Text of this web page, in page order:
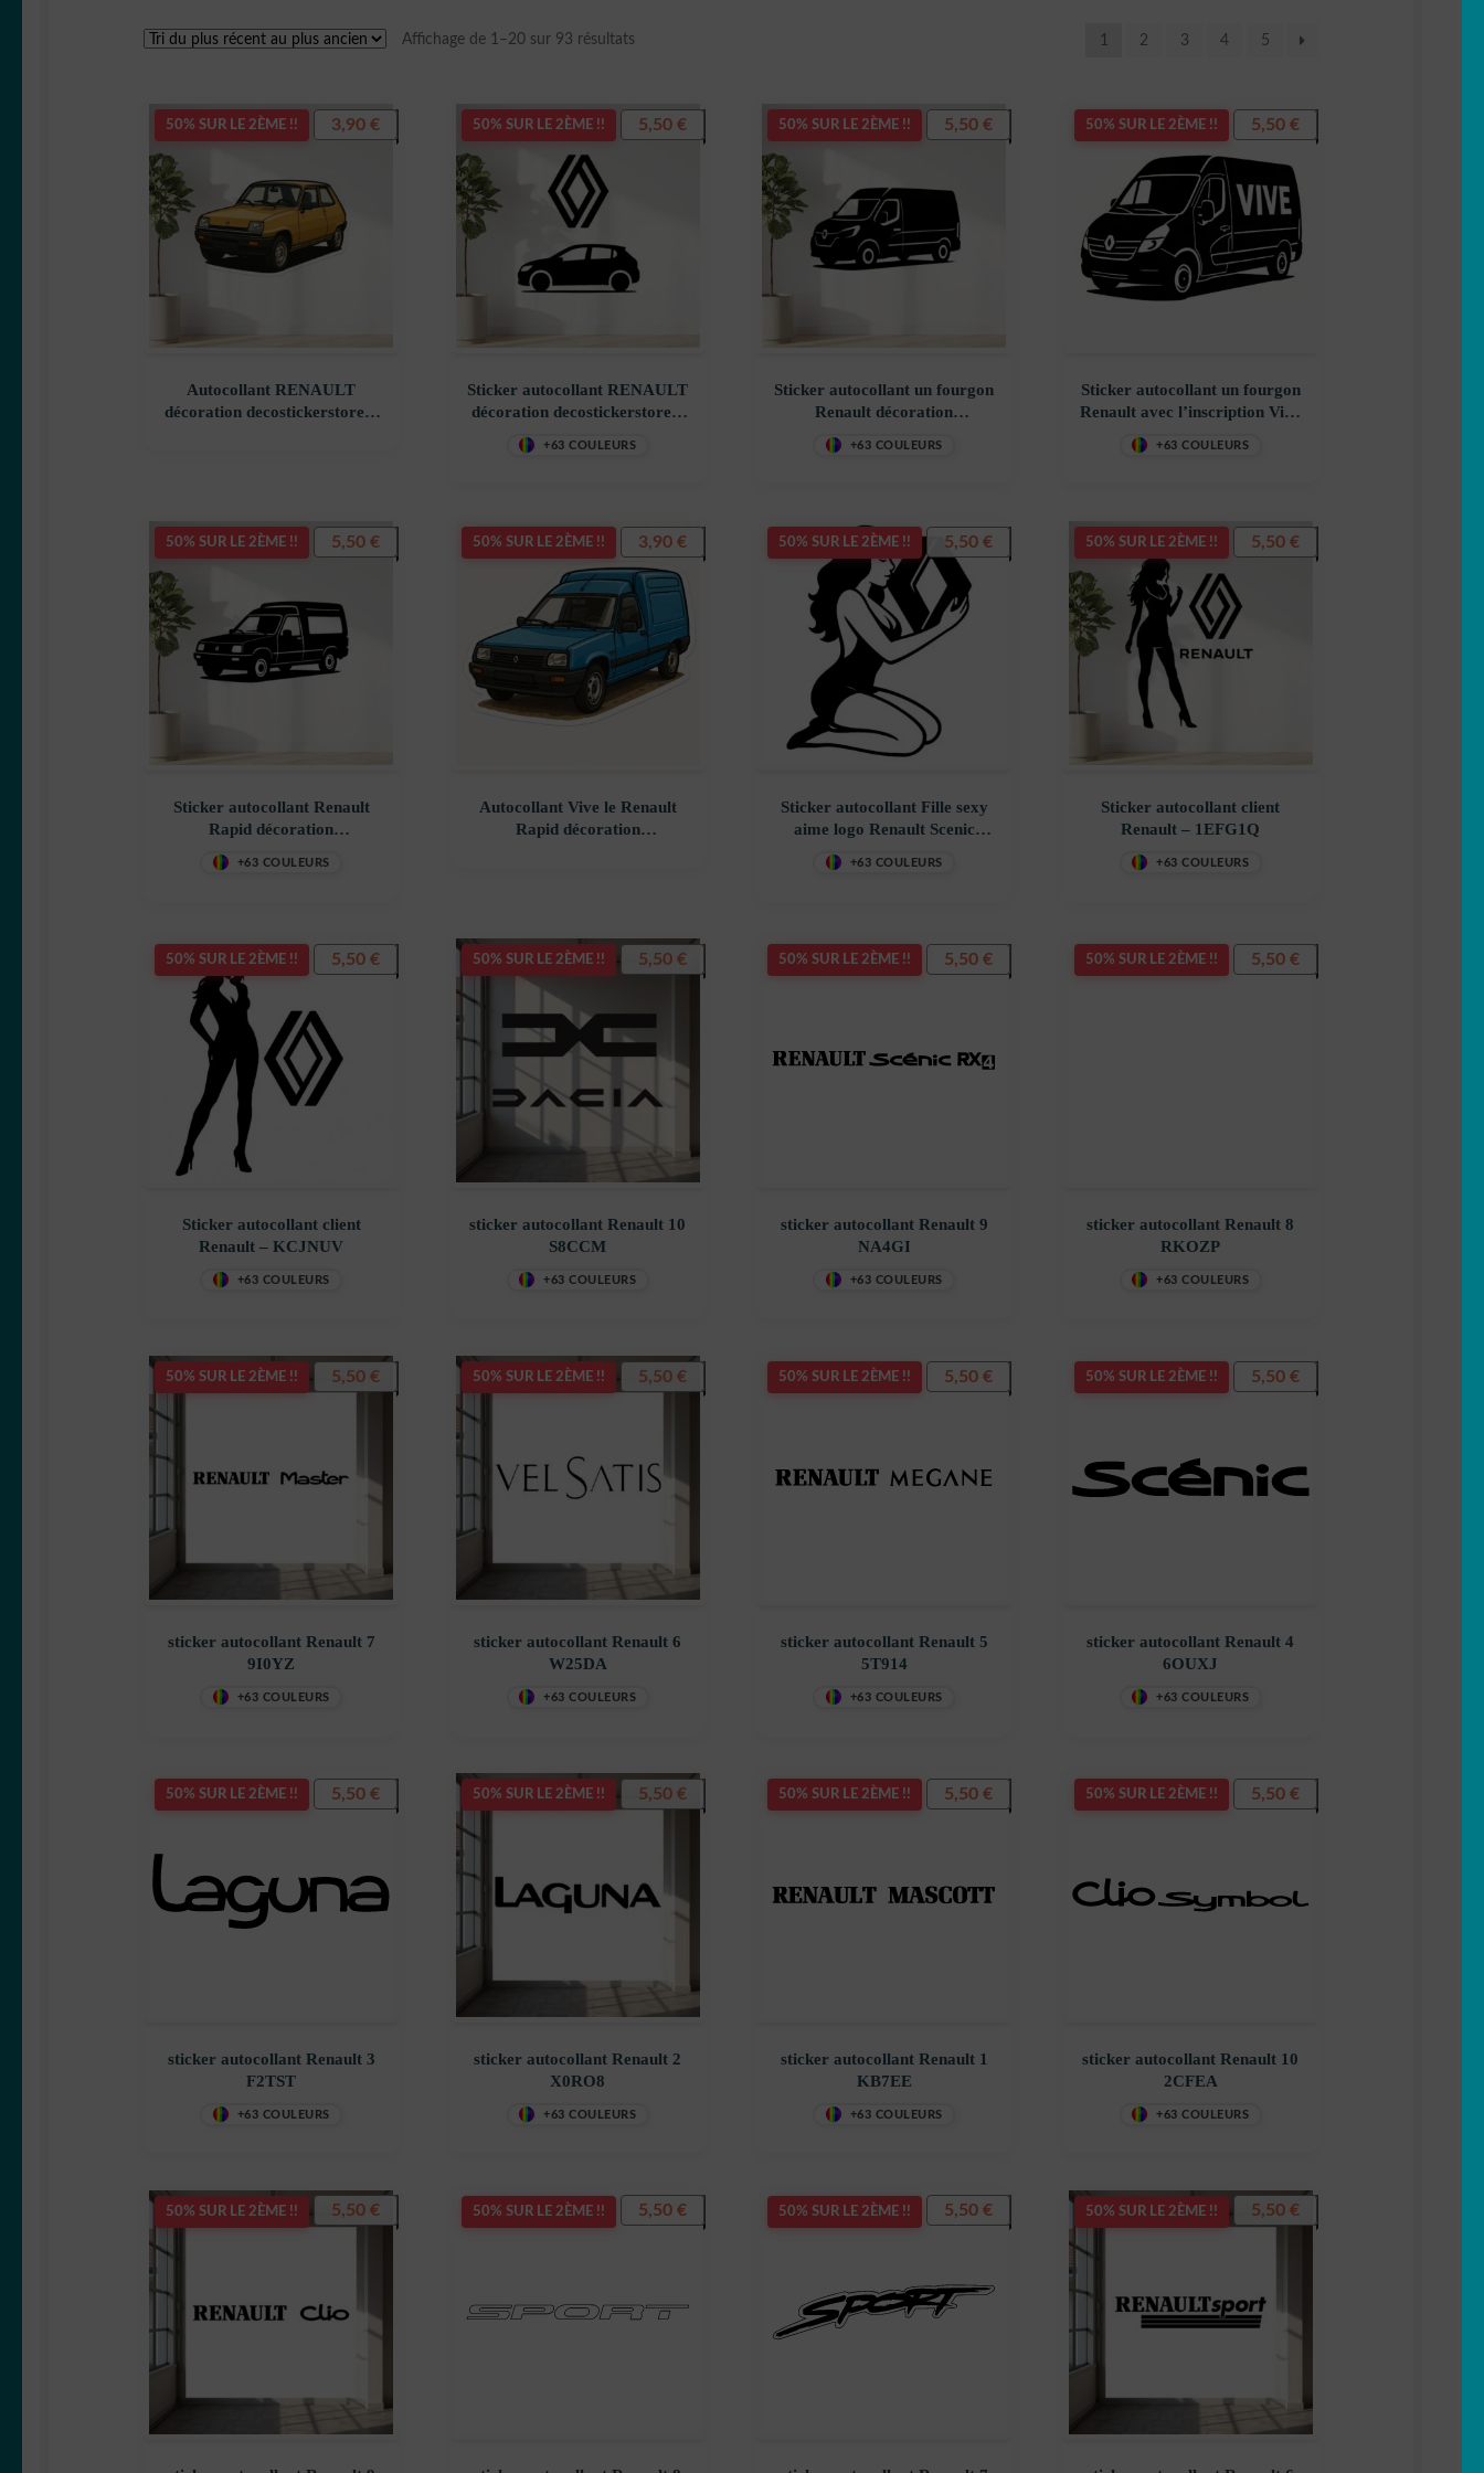
Affichage de 1–20 sur 93 résultats
récent
au
1 2 3 4 5
50% SUR LE 2ÈME !!
Autocollant RENAULT
décoration decostickerstore –
3,90€ 50% SUR LE 2ÈME !!
Sticker autocollant RENAULT
décoration decostickerstore –
+63 COULEURS
5,50 € 50% SUR LE 2ÈME !!
Sticker autocollant un fourgon
Renault décoration
decostickerstore – S0GABY
+63 COULEURS
5,50€ 50% SUR LE 2ÈME !!
Sticker autocollant un fourgon
Renault avec l’inscription Vive
le décoration decostickerstore
+63 COULEURS
5,50 €
50% SUR LE 2ÈME !!
Sticker autocollant Renault
Rapid décoration
decostickerstore – 1KJIEC
+63 COULEURS
5,50€ 50% SUR LE 2ÈME !!
Autocollant Vive le Renault
Rapid décoration
3,90 € 50% SUR LE 2ÈME !!
Sticker autocollant Fille sexy
aime logo Renault Scenic
décoration decostickerstore –
+63 COULEURS
5,50€ 50% SUR LE 2ÈME !!
Sticker autocollant client
Renault – 1EFG1Q
+63 COULEURS
5,50 €
50% SUR LE 2ÈME !!
Sticker autocollant client
Renault – KCJNUV
+63 COULEURS
5,50€ 50% SUR LE 2ÈME !!
sticker autocollant Renault 10
S8CCM
+63 COULEURS
5,50 € 50% SUR LE 2ÈME !!
sticker autocollant Renault 9
NA4GI
+63 COULEURS
5,50€ 50% SUR LE 2ÈME !!
sticker autocollant Renault 8
RKOZP
+63 COULEURS
5,50 €
50% SUR LE 2ÈME !!
sticker autocollant Renault 7
9I0YZ
+63 COULEURS
5,50€ 50% SUR LE 2ÈME !!
sticker autocollant Renault 6
W25DA
+63 COULEURS
5,50 € 50% SUR LE 2ÈME !!
sticker autocollant Renault 5
5T914
+63 COULEURS
5,50€ 50% SUR LE 2ÈME !!
sticker autocollant Renault 4
6OUXJ
+63 COULEURS
5,50 €
50% SUR LE 2ÈME !!
sticker autocollant Renault 3
F2TST
+63 COULEURS
5,50€ 50% SUR LE 2ÈME !!
sticker autocollant Renault 2
X0RO8
+63 COULEURS
5,50 € 50% SUR LE 2ÈME !!
sticker autocollant Renault 1
KB7EE
+63 COULEURS
5,50€ 50% SUR LE 2ÈME !!
sticker autocollant Renault 10
2CFEA
+63 COULEURS
5,50 €
50% SUR LE 2ÈME !! 5,50€ 50% SUR LE 2ÈME !! 5,50 € 50% SUR LE 2ÈME !! 5,50€ 50% SUR LE 2ÈME !! 5,50 €